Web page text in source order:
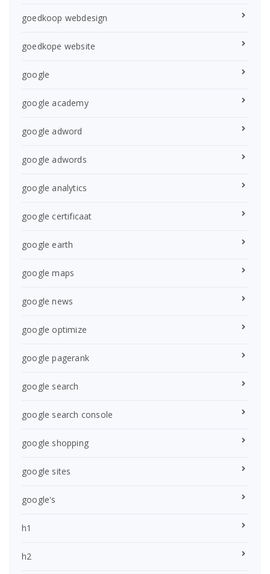
goedkoop webdesign
goedkope website
google
google academy
google adword
google adwords
google analytics
google certificaat
google earth
google maps
google news
google optimize
google pagerank
google search
google search console
google shopping
google sites
google's
h1
h2